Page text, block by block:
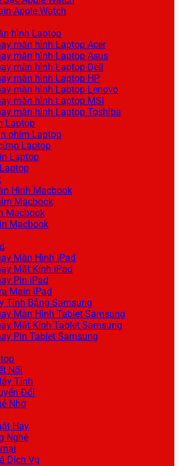
Apple Watch
hình Laptop
màn hình Laptop Acer
màn hình Laptop Asus
màn hình Laptop Dell
màn hình Laptop HP
màn hình Laptop Lenovo
màn hình Laptop MSI
màn hình Laptop Toshiba
Laptop
phím Laptop
Laptop
Laptop
Hình Macbook
Macbook
Macbook
Macbook
Màn Hình iPad
Mặt Kính iPad
Pin iPad
Main iPad
Tính Bảng Samsung
Màn Hình Tablet Samsung
Mặt Kính Tablet Samsung
Pin Tablet Samsung
Nối
Tính
Đổi
Nhớ
Hay
Nghệ
Dịch Vụ